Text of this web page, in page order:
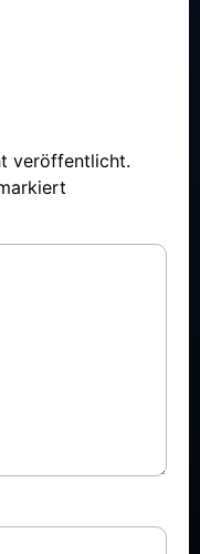
veröffentlicht.